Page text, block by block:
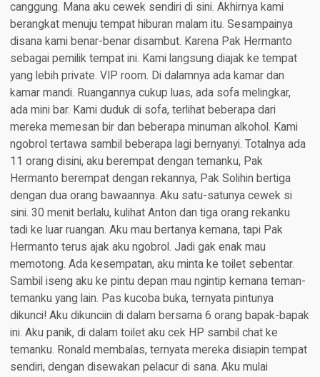
canggung. Mana aku cewek sendiri di sini. Akhirnya kami
berangkat menuju tempat hiburan malam itu. Sesampainya
disana kami benar-benar disambut. Karena Pak Hermanto
sebagai pemilik tempat ini. Kami langsung diajak ke tempat
yang lebih private. VIP room. Di dalamnya ada kamar dan
kamar mandi. Ruangannya cukup luas, ada sofa melingkar,
ada mini bar. Kami duduk di sofa, terlihat beberapa dari
mereka memesan bir dan beberapa minuman alkohol. Kami
ngobrol tertawa sambil beberapa lagi bernyanyi. Totalnya ada
11 orang disini, aku berempat dengan temanku, Pak
Hermanto berempat dengan rekannya, Pak Solihin bertiga
dengan dua orang bawaannya. Aku satu-satunya cewek si
sini. 30 menit berlalu, kulihat Anton dan tiga orang rekanku
tadi ke luar ruangan. Aku mau bertanya kemana, tapi Pak
Hermanto terus ajak aku ngobrol. Jadi gak enak mau
memotong. Ada kesempatan, aku minta ke toilet sebentar.
Sambil iseng aku ke pintu depan mau ngintip kemana teman-
temanku yang lain. Pas kucoba buka, ternyata pintunya
dikunci! Aku dikunciin di dalam bersama 6 orang bapak-bapak
ini. Aku panik, di dalam toilet aku cek HP sambil chat ke
temanku. Ronald membalas, ternyata mereka disiapin tempat
sendiri, dengan disewakan pelacur di sana. Aku mulai